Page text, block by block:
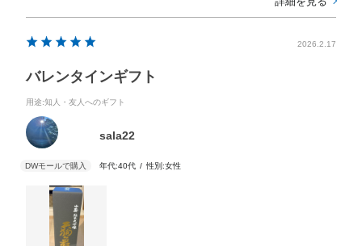
2026.2.17
バレンタインギフト
用途:知人・友人へのギフト
sala22
年代:40代 性別:女性